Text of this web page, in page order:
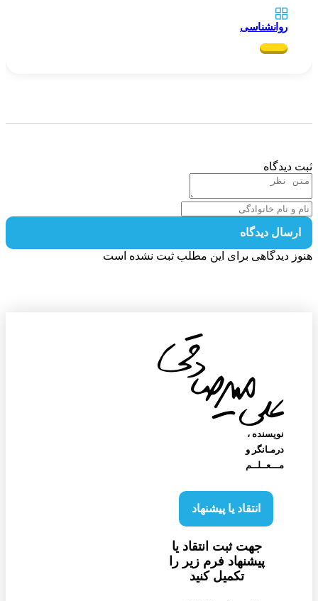
روانشناسی
دیدگاه
دیدگاه
دیدگاهی برای این مطلب ثبت نشده است
نویسنده‌ ،
درمـانگر و
مـــعــلــم
انتقاد یا پیشنهاد
جهت ثبت انتقاد یا
پیشنهاد فرم زیر را
تکمیل کنید